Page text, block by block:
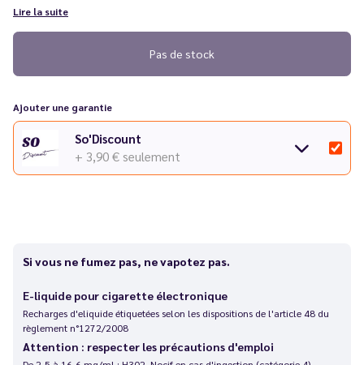
Lire la suite
Pas de stock
Ajouter une garantie
So'Discount
+ 3,90 € seulement
Si vous ne fumez pas, ne vapotez pas.
E-liquide pour cigarette électronique
Recharges d'eliquide étiquetées selon les dispositions de l'article 48 du
règlement n°1272/2008
Attention : respecter les précautions d'emploi